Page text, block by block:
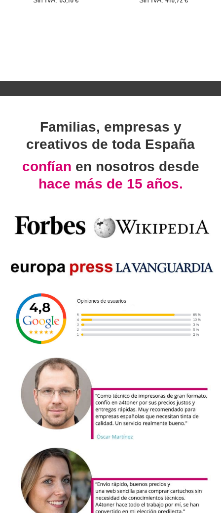
Familias, empresas y
creativos de toda España
confían en nosotros desde
hace más de 15 años.